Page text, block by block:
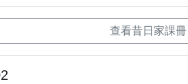
查看昔日家課冊